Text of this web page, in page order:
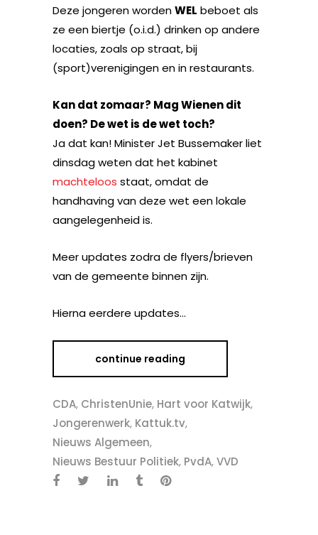
Deze jongeren wordenWEL beboet als
ze een biertje (o.i.d.) drinken op andere
locaties, zoals op straat, bij
(sport)verenigingen en in restaurants.
Kan dat zomaar? Mag Wienen dit
doen? De wet is de wet toch?
Ja dat kan! Minister Jet Bussemaker liet
dinsdag weten dat het kabinet
machteloos staat, omdat de
handhaving van deze wet een lokale
aangelegenheid is.
Meer updates zodra de flyers/brieven
van de gemeente binnen zijn.
Hierna eerdere updates…
continue reading
CDA, ChristenUnie, Hart voor Katwijk,
Jongerenwerk, Kattuk.tv,
Nieuws Algemeen,
Nieuws Bestuur Politiek, PvdA,VVD